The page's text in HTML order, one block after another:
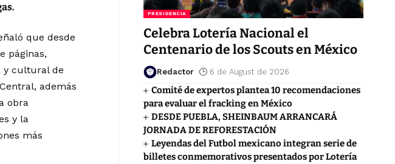
que desde
páginas,
y cultural de
además
obra
y la
más
PRESIDENCIA
Celebra Lotería Nacional el
Centenario de los Scouts en México
Redactor 6 de August de 2026
Comité de expertos plantea 10 recomendaciones
para evaluar el fracking en México
DESDE PUEBLA, SHEINBAUM ARRANCARÁ
JORNADA DE REFORESTACIÓN
Leyendas del Futbol mexicano integran serie de
billetes conmemorativos presentados por Lotería